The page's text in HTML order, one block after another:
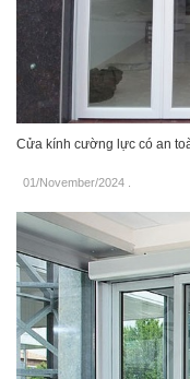
Cửa kính cường lực có an
01/November/2024